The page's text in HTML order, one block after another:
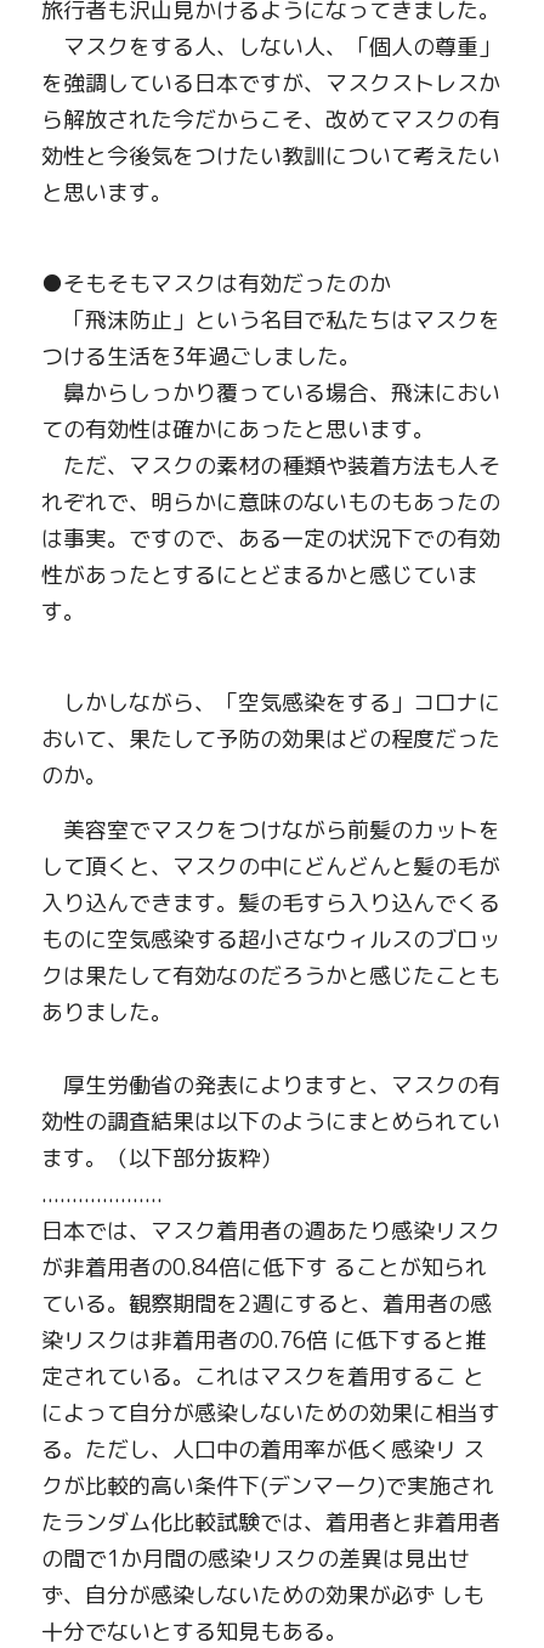
旅行者も沢山見かけるようになってきました。
マスクをする人、しない人、「個人の尊重」
を強調している日本ですが、マスクストレスか
ら解放された今だからこそ、改めてマスクの有
効性と今後気をつけたい教訓について考えたい
と思います。
●そもそもマスクは有効だったのか
「飛沫防止」という名目で私たちはマスクを
つける生活を3年過ごしました。
鼻からしっかり覆っている場合、飛沫におい
ての有効性は確かにあったと思います。
ただ、マスクの素材の種類や装着方法も人そ
れぞれで、明らかに意味のないものもあったの
は事実。ですので、ある一定の状況下での有効
性があったとするにとどまるかと感じていま
す。
しかしながら、「空気感染をする」コロナに
おいて、果たして予防の効果はどの程度だった
のか。
美容室でマスクをつけながら前髪のカットを
して頂くと、マスクの中にどんどんと髪の毛が
入り込んできます。髪の毛すら入り込んでくる
ものに空気感染する超小さなウィルスのブロッ
クは果たして有効なのだろうかと感じたことも
ありました。
厚生労働省の発表によりますと、マスクの有
効性の調査結果は以下のようにまとめられてい
ます。（以下部分抜粋）
....................
日本では、マスク着用者の週あたり感染リスク
が非着用者の0.84倍に低下す ることが知られ
ている。観察期間を2週にすると、着用者の感
染リスクは非着用者の0.76倍 に低下すると推
定されている。これはマスクを着用するこ と
によって自分が感染しないための効果に相当す
る。ただし、人口中の着用率が低く感染リ ス
クが比較的高い条件下(デンマーク)で実施され
たランダム化比較試験では、着用者と非着用者
の間で1か月間の感染リスクの差異は見出せ
ず、自分が感染しないための効果が必ず しも
十分でないとする知見もある。